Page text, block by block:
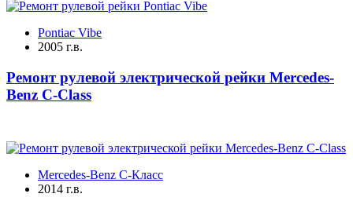
Pontiac Vibe
2005 г.в.
Ремонт рулевой электрической рейки Mercedes-
Benz C-Class
Mercedes-Benz C-Класс
2014 г.в.